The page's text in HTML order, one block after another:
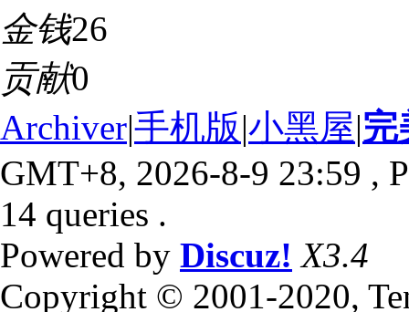
金钱26
贡献0
Archiver|手机版|小黑屋|完
GMT+8, 2026-8-9 23:59 ,
14 queries .
Powered by Discuz! X3.4
Copyright © 2001-2020,